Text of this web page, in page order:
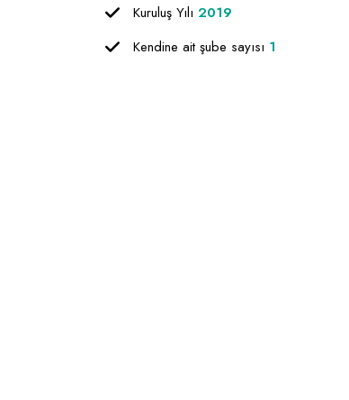
Kuruluş Yılı 2019
Kendine ait şube sayısı 1